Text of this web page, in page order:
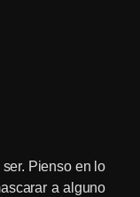
Pienso en lo
a alguno